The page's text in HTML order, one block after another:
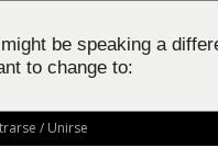
be speaking a
to change to:
/ Unirse